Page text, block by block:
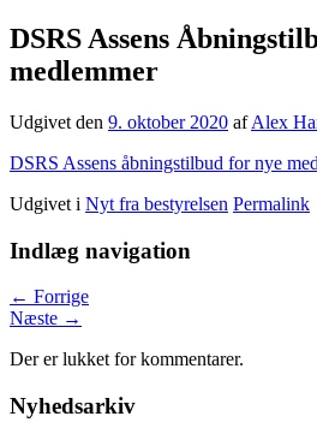
DSRS Assens
medlemmer
Udgivet den 9. oktober 2020 afAlex
DSRS Assens åbningstilbud for nye
Udgivet i Nyt fra bestyrelsen Permalink
Indlæg navigation
← Forrige
Næste →
Der er lukket for kommentarer.
Nyhedsarkiv